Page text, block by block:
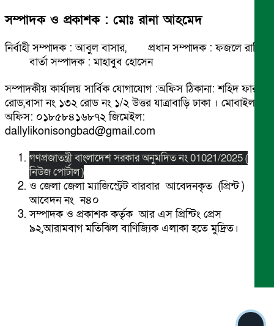
সম্পাদক ও প্রকাশক : মোঃ রানা আহমেদ
নির্বাহী সম্পাদক : আবুল বাসার, প্রধান সম্পাদক : ফজলে রাব্বি
বার্তা সম্পাদক : মাহাবুব হোসেন
সম্পাদকীয় কার্যালয় সার্বিক যোগাযোগ :অফিস ঠিকানা: শহিদ ফারুক
রোড,বাসা নং ১৩২ রোড নং ১/২ উত্তর যাত্রাবাড়ি ঢাকা । মোবাইল
অফিস: ০১৮৫৮৪১৬৮৭২ জিমেইল:
dallylikonisongbad@gmail.com
গণপ্রজাতন্ত্রী বাংলাদেশ সরকার অনুমদিত নং 01021/2025 (
নিউজ পোর্টাল )
ও জেলা জেলা ম্যাজিস্ট্রেট বারবার আবেদনকৃত (প্রিন্ট )
আবেদন নং ন৪০
সম্পাদক ও প্রকাশক কর্তৃক আর এস প্রিন্টিং প্রেস
৯২,আরামবাগ মতিঝিল বাণিজ্যিক এলাকা হতে মুদ্রিত।